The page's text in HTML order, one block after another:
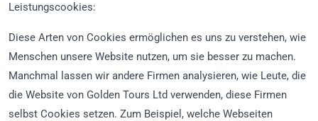
Leistungscookies:
Diese Arten von Cookies ermöglichen es uns zu verstehen, wie
Menschen unsere Website nutzen, um sie besser zu machen.
Manchmal lassen wir andere Firmen analysieren, wie Leute, die
die Website von Golden Tours Ltd verwenden, diese Firmen
selbst Cookies setzen. Zum Beispiel, welche Webseiten